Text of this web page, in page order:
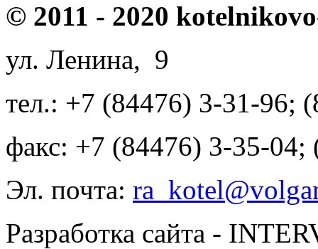
© 2011 - 2020
ул. Ленина, 9
тел.: +7 (84476) 3-31-96;
факс: +7 (84476) 3-35-04;
Эл. почта:
Разработка сайта -